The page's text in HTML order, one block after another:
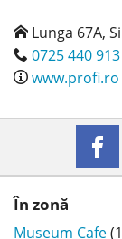
Lunga 67A,
0725 440 913
www.profi.ro
În zonă
Museum Cafe